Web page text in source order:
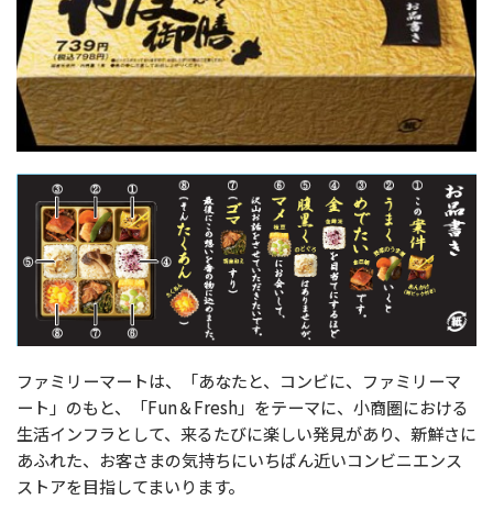
ファミリーマートは、「あなたと、コンビに、ファミリーマ
ート」のもと、「Fun＆Fresh」をテーマに、小商圏における
生活インフラとして、来るたびに楽しい発見があり、新鮮さに
あふれた、お客さまの気持ちにいちばん近いコンビニエンス
ストアを目指してまいります。